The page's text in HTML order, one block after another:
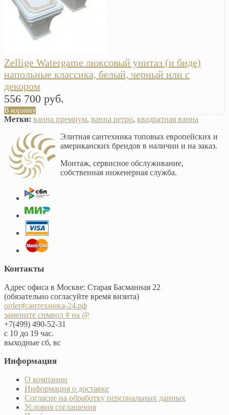
Zellige Watergame люксовый унитаз (и биде)
напольные классика, белый, черный или с
декором
556 700 руб.
В корзину
Метки: ванна премиум, ванна ретро, квадратная ванна
Элитная сантехника топовых европейских и
американских брендов в наличии и на заказ.
Монтаж, сервисное обслуживание,
собственная инженерная служба.
Контакты
Адрес офиса в Москве: Старая Басманная 22
(обязательно согласуйте время визита)
order#сантехника-24.рф
замените символ # на @
+7(499) 490-52-31
с 10 до 19 час.
выходные сб, вс
Информация
О компании
Информация о доставке
Согласие на обработку персональных данных
Условия соглашения